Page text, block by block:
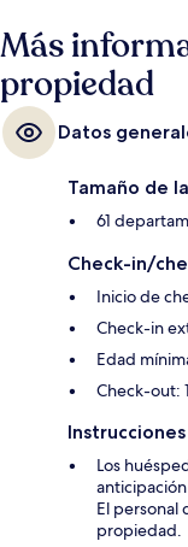
Más
propiedad
Datos
Tamaño de
61
Check-in/
Inicio de
Check-in
Edad
Check-out:
Los
El personal
propiedad.